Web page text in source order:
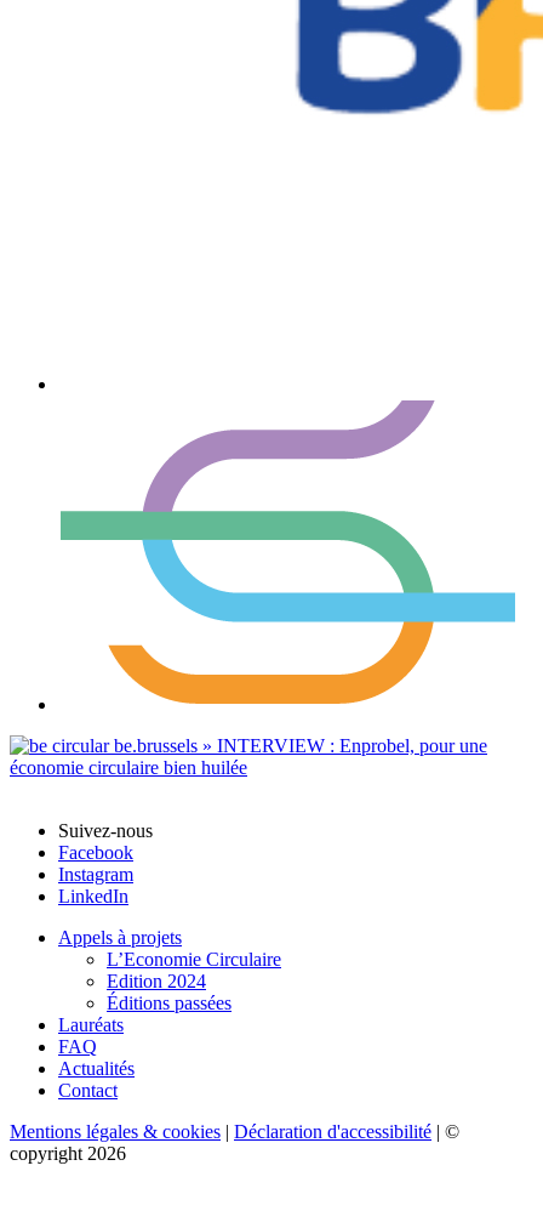
Suivez-nous
Facebook
Instagram
LinkedIn
Appels à projets
L’Economie Circulaire
Edition 2024
Éditions passées
Lauréats
FAQ
Actualités
Contact
Mentions légales & cookies | Déclaration d'accessibilité | ©
copyright 2026